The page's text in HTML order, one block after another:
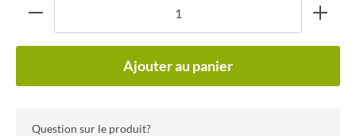
Ajouter au panier
Question sur le produit?